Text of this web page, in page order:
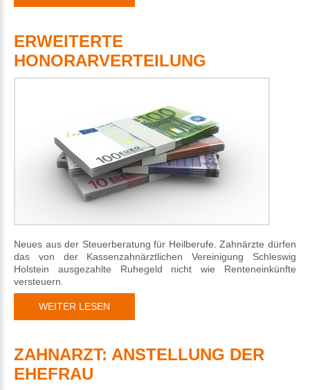
ERWEITERTE
HONORARVERTEILUNG
Neues aus der Steuerberatung für Heilberufe. Zahnärzte dürfen
das von der Kassenzahnärztlichen Vereinigung Schleswig
Holstein ausgezahlte Ruhegeld nicht wie Renteneinkünfte
versteuern.
WEITER LESEN
ZAHNARZT: ANSTELLUNG DER
EHEFRAU